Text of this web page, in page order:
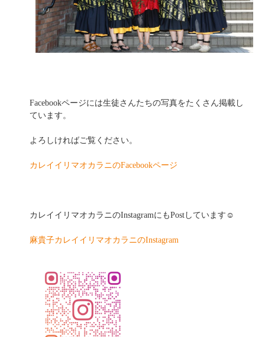
Facebookページには生徒さんたちの写真をたくさん掲載し
ています。
よろしければご覧ください。
カレイイリマオカラニのFacebookページ
カレイイリマオカラニのInstagramにもPostしています☺️
麻貴子カレイイリマオカラニのInstagram